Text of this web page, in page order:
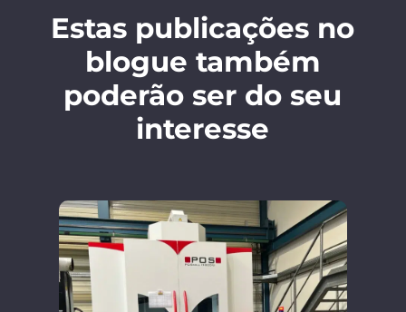
Estas publicações no
blogue também
poderão ser do seu
interesse